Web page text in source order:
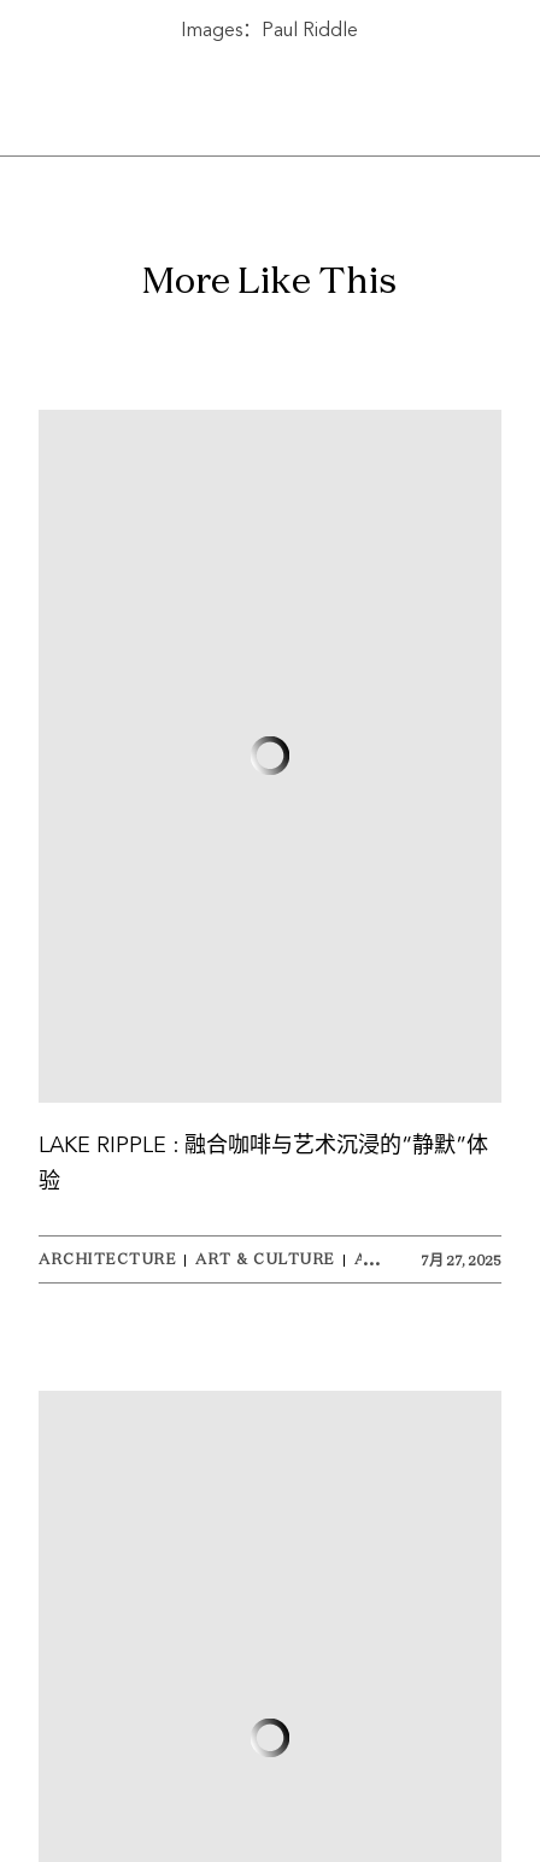
Images：Paul Riddle
More Like This
LAKE RIPPLE : 融合咖啡与艺术沉浸的“静默”体
验
ARCHITECTURE ART & CULTURE ATELIER 2M2
7月 27, 2025